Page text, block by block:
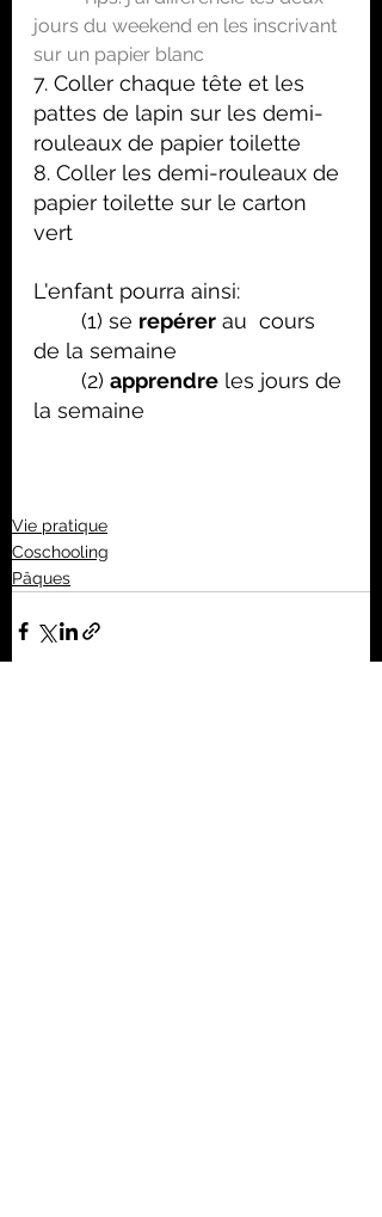
jours du weekend en les inscrivant
sur un papier blanc
7. Coller chaque tête et les
pattes de lapin sur les demi-
rouleaux de papier toilette
8. Coller les demi-rouleaux de
papier toilette sur le carton
vert
L'enfant pourra ainsi:
(1) se repérer au  cours
de la semaine
(2) apprendre les jours de
la semaine
Vie pratique
Coschooling
Pâques